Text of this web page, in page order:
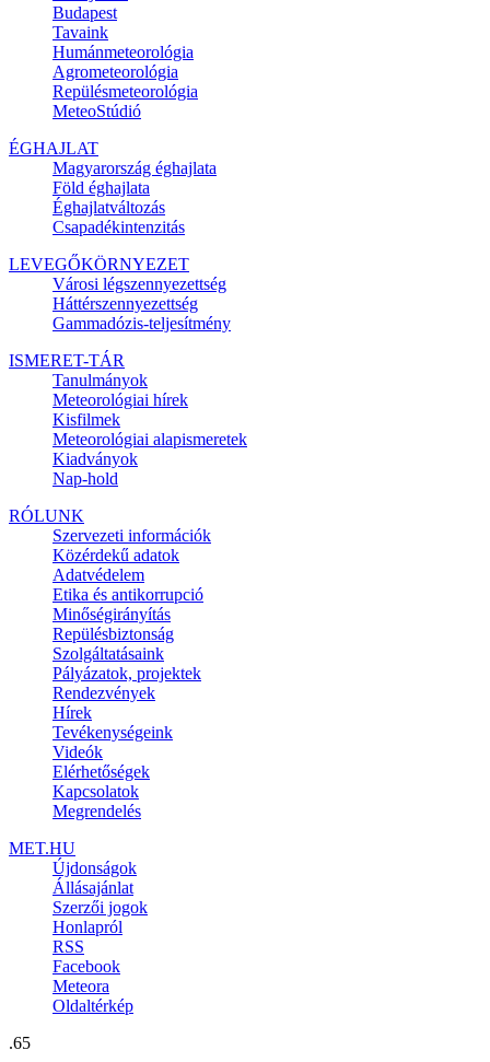
Budapest
Tavaink
Humánmeteorológia
Agrometeorológia
Repülésmeteorológia
MeteoStúdió
ÉGHAJLAT
Magyarország éghajlata
Föld éghajlata
Éghajlatváltozás
Csapadékintenzitás
LEVEGŐKÖRNYEZET
Városi légszennyezettség
Háttérszennyezettség
Gammadózis-teljesítmény
ISMERET-TÁR
Tanulmányok
Meteorológiai hírek
Kisfilmek
Meteorológiai alapismeretek
Kiadványok
Nap-hold
RÓLUNK
Szervezeti információk
Közérdekű adatok
Adatvédelem
Etika és antikorrupció
Minőségirányítás
Repülésbiztonság
Szolgáltatásaink
Pályázatok, projektek
Rendezvények
Hírek
Tevékenységeink
Videók
Elérhetőségek
Kapcsolatok
Megrendelés
MET.HU
Újdonságok
Állásajánlat
Szerzői jogok
Honlapról
RSS
Facebook
Meteora
Oldaltérkép
.65